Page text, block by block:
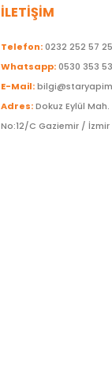
İLETİŞİM
Telefon:0232 252 57 25
Whatsapp:0530 353
E-Mail:
Adres:Dokuz Eylül
No:12/C Gaziemir / İzmir